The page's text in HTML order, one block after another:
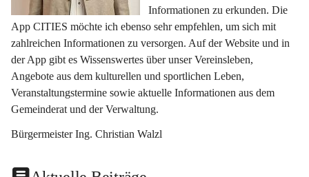
Informationen zu erkunden. Die
App CITIES möchte ich ebenso sehr empfehlen, um sich mit
zahlreichen Informationen zu versorgen. Auf der Website und in
der App gibt es Wissenswertes über unser Vereinsleben,
Angebote aus dem kulturellen und sportlichen Leben,
Veranstaltungstermine sowie aktuelle Informationen aus dem
Gemeinderat und der Verwaltung.
Bürgermeister Ing. Christian Walzl